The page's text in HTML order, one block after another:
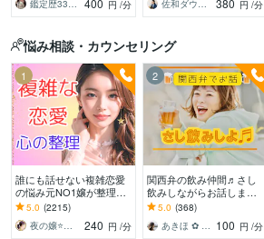
円 /分
持ち等◎祈願付き
円 /分
悩み相談・カウンセリング
1
誰にも話せない複雑恋愛
の悩み元NO1嬢が整理し
ます 夜職女性への恋・夜
職恋愛・不倫・片思い・
年の差・遠距離・失恋
5.0 (2215)
夜の嬢⭐月島みと｜複雑恋愛カウンセラー
240 円 /分
2
関西弁の飲み仲間♬さし
飲みしながらお話します
何となく話したい✨酔っ
た時のいい気分のまま⭐︎お
話しましょう
5.0 (368)
あきほ ✿ 元気を届ける関西女子✨ 100 円 /分